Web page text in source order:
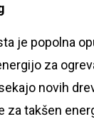
je popolna
za
novih
za takšen